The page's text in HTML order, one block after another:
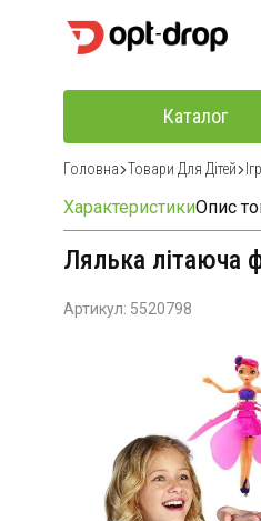
Каталог
Головна Товари Для Дітей
ХарактеристикиОпис
Лялька літаюча
Артикул: 5520798